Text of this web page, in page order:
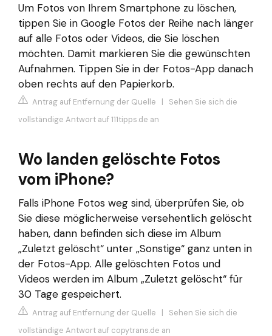
Um Fotos von Ihrem Smartphone zu löschen,
tippen Sie in Google Fotos der Reihe nach länger
auf alle Fotos oder Videos, die Sie löschen
möchten. Damit markieren Sie die gewünschten
Aufnahmen. Tippen Sie in der Fotos-App danach
oben rechts auf den Papierkorb.
Antrag auf Entfernung der Quelle | Sehen Sie sich die
vollständige Antwort auf 111tipps.de an
Wo landen gelöschte Fotos
vom iPhone?
Falls iPhone Fotos weg sind, überprüfen Sie, ob
Sie diese möglicherweise versehentlich gelöscht
haben, dann befinden sich diese im Album
„Zuletzt gelöscht“ unter „Sonstige“ ganz unten in
der Fotos-App. Alle gelöschten Fotos und
Videos werden im Album „Zuletzt gelöscht“ für
30 Tage gespeichert.
Antrag auf Entfernung der Quelle | Sehen Sie sich die
vollständige Antwort auf copytrans.de an